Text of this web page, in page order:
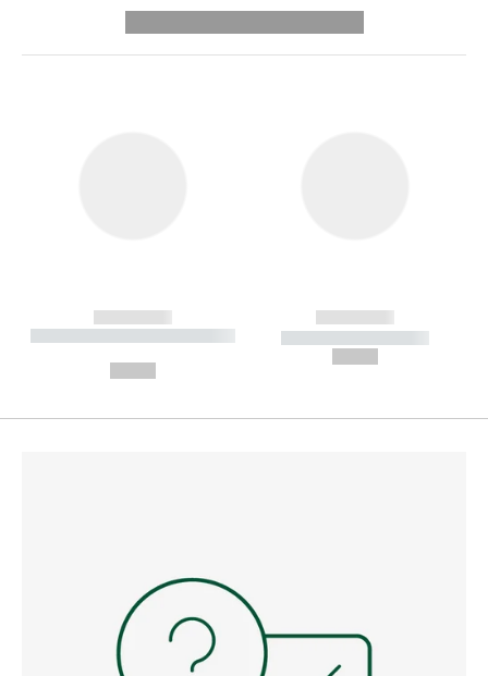
------------
----------- ----------- --------
------------
----------- -----------